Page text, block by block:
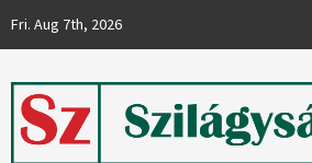
Fri. Aug 7th, 2026